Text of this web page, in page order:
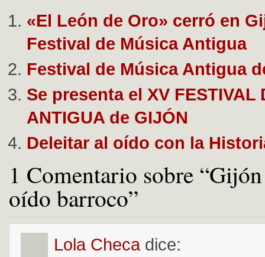
«El León de Oro» cerró en
Festival de Música Antigua
Festival de Música Antigua
Se presenta el XV FESTIVAL
ANTIGUA de GIJÓN
Deleitar al oído con la
1 Comentario sobre
oído barroco”
Lola Checa dice: